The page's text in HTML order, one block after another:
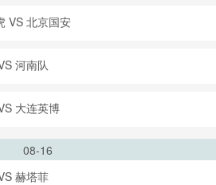
VS 北京国安
河南队
大连英博
08-16
赫塔菲